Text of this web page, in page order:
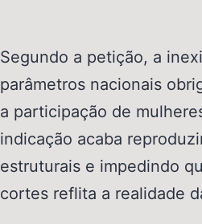
Segundo a petição, a
parâmetros nacionais
a participação de
indicação acaba
estruturais e impedindo
cortes reflita a realidade